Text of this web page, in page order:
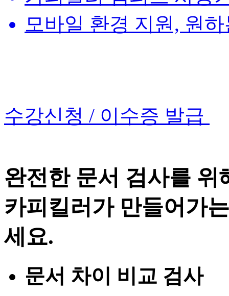
모바일 환경 지원, 원
수강신청 / 이수증 발급
완전한 문서 검사를 위
카피킬러가 만들어가
세요.
문서 차이 비교 검사